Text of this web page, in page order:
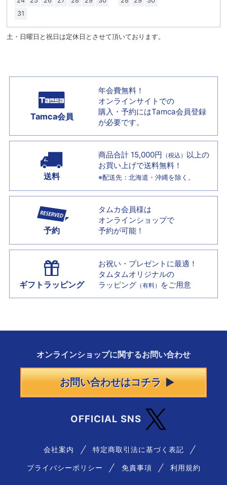
31
土・日曜日と祝日は定休日とさせて頂いております。
Tamca会員
年会費無料！
オンラインサイトでの
購入・予約にはTamca会員登録
が必要です。
送料
商品合計 15,000円 （税込） 以上の
お買い上げで送料無料！
※配送先：北海道・沖縄を除く。
予約
タムカ会員様は
オンラインショップで
予約が可能！
ギフトラッピング
お祝い・プレゼントに最適！
タムタムオリジナルの
ラッピング （有料） をご用意
オンラインショップに関するお問い合わせ
お問い合わせはコチラ
OFFICIAL SNS
会社案内 特定商取引法に基づく表記
プライバシーポリシー 免責事項 利用規約